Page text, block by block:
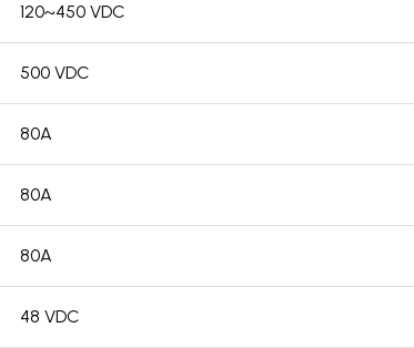
120~450 VDC
500 VDC
80A
80A
80A
48 VDC